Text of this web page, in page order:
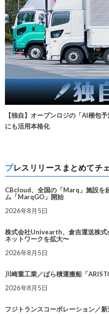
【独自】オープンロジの「AI梱包
にも活用本格化
プレスリリースまとめてチ
CBcloud、全国の「Marq」施設を
ム「MarqGO」開始
2026年8月5日
株式会社Univearth、倉吉運送株式
ネットワークを拡大〜
2026年8月5日
川崎重工業／ばら積運搬船「
2026年8月5日
フジトランスコーポレーション／